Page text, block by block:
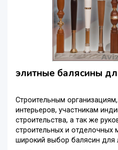
элитные балясины
Строительным
интерьеров, участникам
строительства, а так же
строительных и отделочных
широкий выбор балясин для